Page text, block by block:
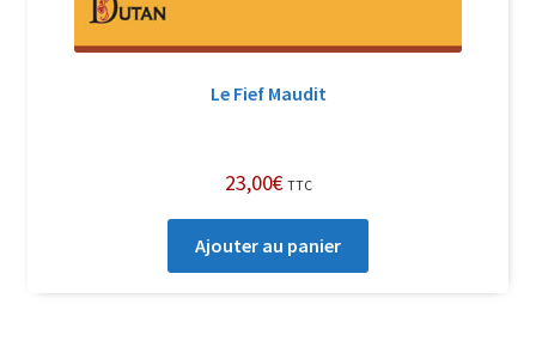
Le Fief Maudit
23,00€ TTC
Ajouter au panier